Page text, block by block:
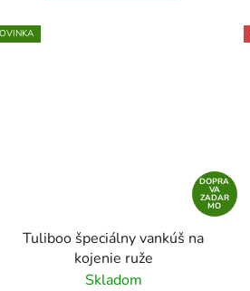
DOPRA
VA
ZADAR
MO
Tuliboo špeciálny vankúš na
kojenie ruže
Skladom